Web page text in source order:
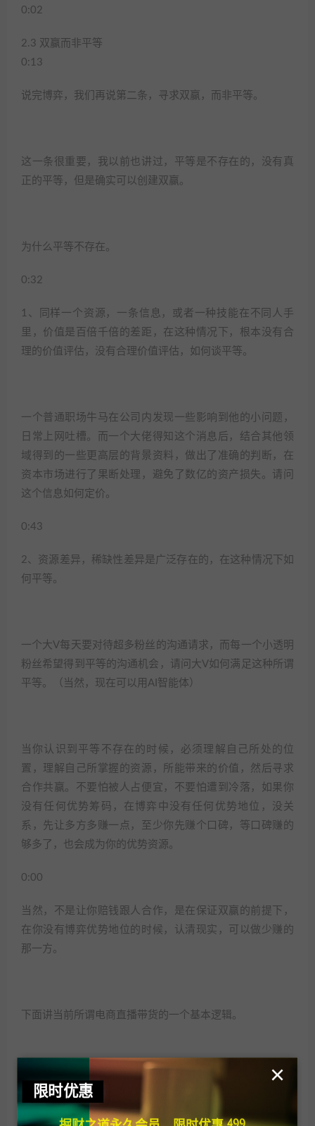
0:02
2.3 双赢而非平等
0:13
说完博弈，我们再说第二条，寻求双赢，而非平等。
这一条很重要，我以前也讲过，平等是不存在的，没有真
正的平等，但是确实可以创建双赢。
为什么平等不存在。
0:32
1、同样一个资源，一条信息，或者一种技能在不同人手
里，价值是百倍千倍的差距，在这种情况下，根本没有合
理的价值评估，没有合理价值评估，如何谈平等。
一个普通职场牛马在公司内发现一些影响到他的小问题，
日常上网吐槽。而一个大佬得知这个消息后，结合其他领
域得到的一些更高层的背景资料，做出了准确的判断，在
资本市场进行了果断处理，避免了数亿的资产损失。请问
这个信息如何定价。
0:43
2、资源差异，稀缺性差异是广泛存在的，在这种情况下如
何平等。
一个大V每天要对待超多粉丝的沟通请求，而每一个小透明
粉丝希望得到平等的沟通机会，请问大V如何满足这种所谓
平等。（当然，现在可以用AI智能体）
当你认识到平等不存在的时候，必须理解自己所处的位
置，理解自己所掌握的资源，所能带来的价值，然后寻求
合作共赢。不要怕被人占便宜，不要怕遭到冷落，如果你
没有任何优势筹码，在博弈中没有任何优势地位，没关
系，先让多方多赚一点，至少你先赚个口碑，等口碑赚的
够多了，也会成为你的优势资源。
0:00
当然，不是让你赔钱跟人合作，是在保证双赢的前提下，
在你没有博弈优势地位的时候，认清现实，可以做少赚的
那一方。
下面讲当前所谓电商直播带货的一个基本逻辑。
主播大V的坑位费+分销佣金，都非常夸张，厂家几乎是微
利，稍微出点问题就是赔钱，为什么这样？因为国内产能
极端过剩，供给方太多，谁有销售能力，谁就是优势资源
限时优惠
×